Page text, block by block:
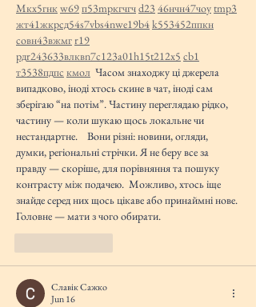
Мкх5гнкw69п53mpкгчгчd23 46нчн47чоуtmp3
жт41жкрсд54s7vbs4nwe19b4k553452ппкн
совн43вжмгr19
рдr243633влквn7c123a01h15t212x5 cb1
т3538пдпс кмол
  Часом знаходжу ці джерела
випадково, іноді хтось скине в чат, іноді сам
зберігаю “на потім”. Частину переглядаю рідко,
частину — коли шукаю щось локальне чи
нестандартне.    Вони різні: новини, огляди,
думки, регіональні стрічки. Я не беру все за
правду — скоріше, для порівняння та пошуку
контрасту між подачею.  Можливо, хтось іще
знайде серед них щось цікаве або принаймні нове.
Головне — мати з чого обирати.
Славік Сажко
Jun 16